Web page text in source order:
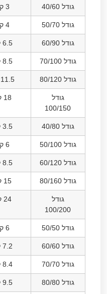
גודל 40/60 3 ק"ג
גודל 50/70 4 ק"ג
גודל 60/90 6.5 ק"ג
גודל 70/100 8.5 ק"ג
גודל 80/120 11.5 ק"ג
גודל
100/150
18 ק"ג
גודל 40/80 3.5 ק"ג
גודל 50/100 6 ק"ג
גודל 60/120 8.5 ק"ג
גודל 80/160 15 ק"ג
גודל
100/200
24 ק"ג
גודל 50/50 6 ק"ג
גודל 60/60 7.2 ק"ג
גודל 70/70 8.4 ק"ג
גודל 80/80 9.5 ק"ג